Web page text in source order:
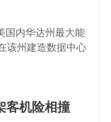
国内华达州最大能
该州建造数据中心
客机险相撞